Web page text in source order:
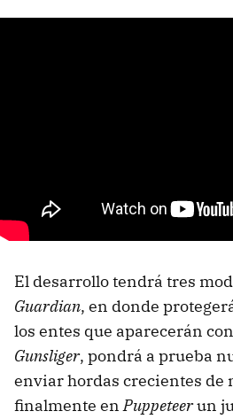
El desarrollo tendrá tres
Guardian, en donde
los entes que aparecerán
Gunsliger, pondrá a prueba
enviar hordas crecientes de
finalmente enPuppeteerun